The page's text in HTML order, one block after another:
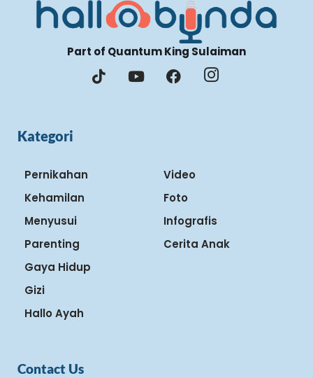
Part of Quantum King Sulaiman
Kategori
Pernikahan
Kehamilan
Menyusui
Parenting
Gaya Hidup
Gizi
Hallo Ayah
Video
Foto
Infografis
Cerita Anak
Contact Us